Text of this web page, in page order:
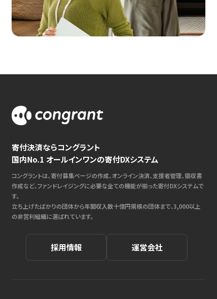
寄付決済ならコングラント
国内No.1 オールインワンの寄付DXシステム
コングラントは、寄付募集ページの作成、オンライン決済、支援者管理、領収書
作成など、ファンドレイジングに必要な全ての機能が揃った寄付DXシステムで
す。
立ち上げたばかりの団体から年間収入数十億円規模の団体まで、3,000以上
の非営利組織に選ばれています。
採用情報 運営会社